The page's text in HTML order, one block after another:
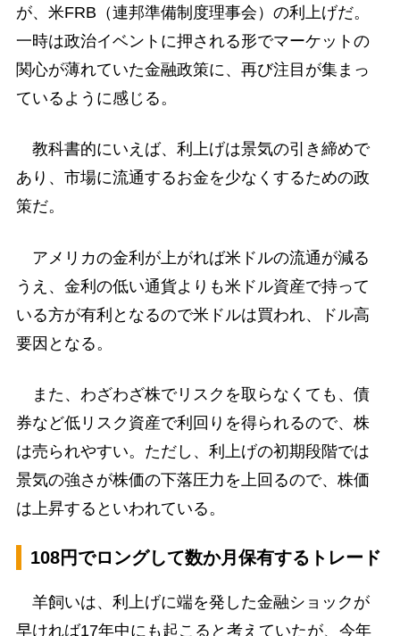
が、米FRB（連邦準備制度理事会）の利上げだ。
一時は政治イベントに押される形でマーケットの
関心が薄れていた金融政策に、再び注目が集まっ
ているように感じる。
教科書的にいえば、利上げは景気の引き締めで
あり、市場に流通するお金を少なくするための政
策だ。
アメリカの金利が上がれば米ドルの流通が減る
うえ、金利の低い通貨よりも米ドル資産で持って
いる方が有利となるので米ドルは買われ、ドル高
要因となる。
また、わざわざ株でリスクを取らなくても、債
券など低リスク資産で利回りを得られるので、株
は売られやすい。ただし、利上げの初期段階では
景気の強さが株価の下落圧力を上回るので、株価
は上昇するといわれている。
108円でロングして数か月保有するトレード
羊飼いは、利上げに端を発した金融ショックが
早ければ17年中にも起こると考えていたが、今年